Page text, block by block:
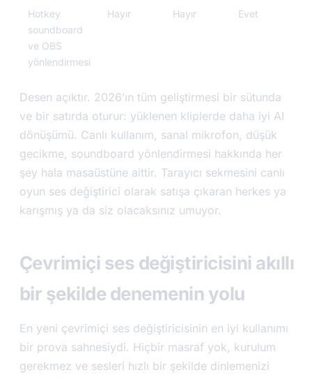
Hotkey
soundboard
ve OBS
yönlendirmesi
Hayır Hayır Evet
Desen açıktır. 2026’ın tüm geliştirmesi bir sütunda
ve bir satırda oturur: yüklenen kliplerde daha iyi AI
dönüşümü. Canlı kullanım, sanal mikrofon, düşük
gecikme, soundboard yönlendirmesi hakkında her
şey hala masaüstüne aittir. Tarayıcı sekmesini canlı
oyun ses değiştirici olarak satışa çıkaran herkes ya
karışmış ya da siz olacaksınız umuyor.
Çevrimiçi ses değiştiricisini akıllı
bir şekilde denemenin yolu
En yeni çevrimiçi ses değiştiricisinin en iyi kullanımı
bir prova sahnesiydi. Hiçbir masraf yok, kurulum
gerekmez ve sesleri hızlı bir şekilde dinlemenizi